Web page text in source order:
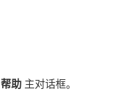
帮助 主对话框。